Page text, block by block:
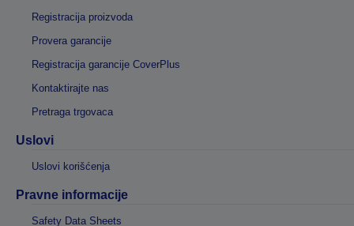
Registracija proizvoda
Provera garancije
Registracija garancije CoverPlus
Kontaktirajte nas
Pretraga trgovaca
Uslovi
Uslovi korišćenja
Pravne informacije
Safety Data Sheets